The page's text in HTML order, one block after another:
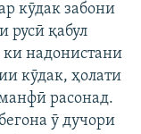
кӯдак забони
русӣ қабул
надонистани
кӯдак, ҳолати
расонад.
ӯ дучори